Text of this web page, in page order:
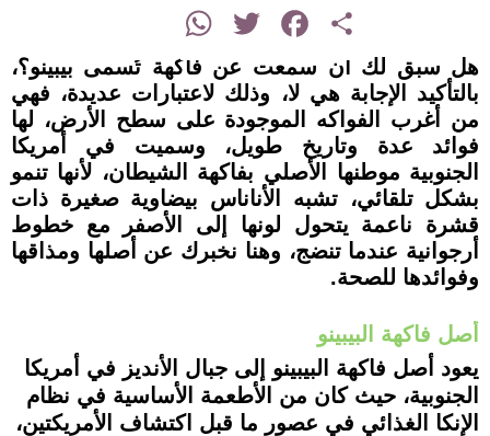
Share
Facebook
Twitter
WhatsApp
هل سبق لك أن سمعت عن فاكهة تُسمى بيبينو؟،
بالتأكيد الإجابة هي لا، وذلك لاعتبارات عديدة، فهي
من أغرب الفواكه الموجودة على سطح الأرض، لها
فوائد عدة وتاريخ طويل، وسميت في أمريكا
الجنوبية موطنها الأصلي بفاكهة الشيطان، لأنها تنمو
بشكل تلقائي، تشبه الأناناس بيضاوية صغيرة ذات
قشرة ناعمة يتحول لونها إلى الأصفر مع خطوط
أرجوانية عندما تنضج، وهنا نخبرك عن أصلها ومذاقها
وفوائدها للصحة.
أصل فاكهة البيبينو
يعود أصل فاكهة البيبينو إلى جبال الأنديز في أمريكا
الجنوبية، حيث كان من الأطعمة الأساسية في نظام
الإنكا الغذائي في عصور ما قبل اكتشاف الأمريكتين،